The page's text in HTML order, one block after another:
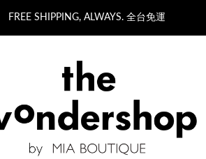
FREE SHIPPING, ALWAYS. 全台免運